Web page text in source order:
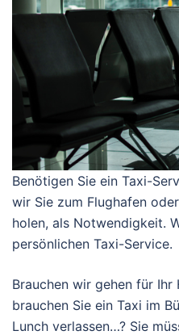
Benötigen Sie ein Taxi-
wir Sie zum Flughafen
holen, als Notwendigkeit.
persönlichen Taxi-Service.
Brauchen wir gehen für Ihr
brauchen Sie ein Taxi im
Lunch verlassen…? Sie